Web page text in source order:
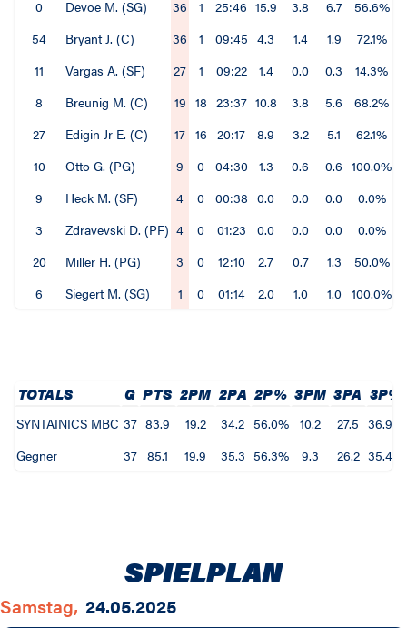
0
Devoe M. (SG) 36 1 25:46 15.9 3.8 6.7 56.6%
54
Bryant J. (C) 36 1 09:45 4.3 1.4 1.9 72.1%
11
Vargas A. (SF) 27 1 09:22 1.4 0.0 0.3 14.3%
8
Breunig M. (C) 19 18 23:37 10.8 3.8 5.6 68.2%
27
Edigin Jr E. (C) 17 16 20:17 8.9 3.2 5.1 62.1%
10
Otto G. (PG) 9 0 04:30 1.3 0.6 0.6 100.0%
9
Heck M. (SF) 4 0 00:38 0.0 0.0 0.0 0.0%
3
Zdravevski D. (PF) 4 0 01:23 0.0 0.0 0.0 0.0%
20
Miller H. (PG) 3 0 12:10 2.7 0.7 1.3 50.0%
6
Siegert M. (SG) 1 0 01:14 2.0 1.0 1.0 100.0%
TOTALS G PTS 2PM 2PA 2P% 3PM 3PA 3P%
SYNTAINICS MBC 37 83.9 19.2 34.2 56.0% 10.2 27.5 36.9%
Gegner
37 85.1 19.9 35.3 56.3% 9.3 26.2 35.4%
SPIELPLAN
Samstag, 24.05.2025